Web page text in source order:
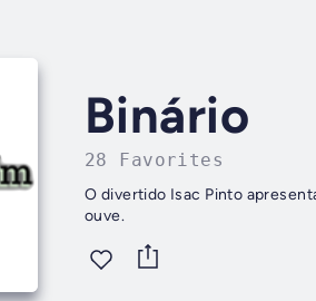
Binário
28 Favorites
O divertido Isac Pinto
ouve.